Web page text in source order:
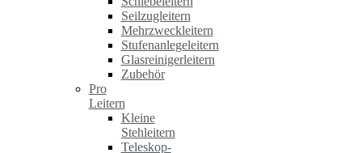
Seilzugleitern
Mehrzweckleitern
Stufenanlegeleitern
Glasreinigerleitern
Zubehör
Pro
Leitern
Kleine
Stehleitern
Teleskop-